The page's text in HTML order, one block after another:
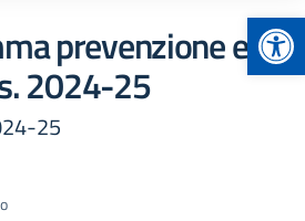
prevenzione e
2024-25
25